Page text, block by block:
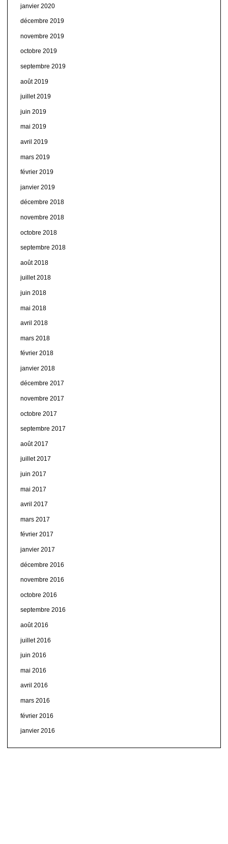
janvier 2020
décembre 2019
novembre 2019
octobre 2019
septembre 2019
août 2019
juillet 2019
juin 2019
mai 2019
avril 2019
mars 2019
février 2019
janvier 2019
décembre 2018
novembre 2018
octobre 2018
septembre 2018
août 2018
juillet 2018
juin 2018
mai 2018
avril 2018
mars 2018
février 2018
janvier 2018
décembre 2017
novembre 2017
octobre 2017
septembre 2017
août 2017
juillet 2017
juin 2017
mai 2017
avril 2017
mars 2017
février 2017
janvier 2017
décembre 2016
novembre 2016
octobre 2016
septembre 2016
août 2016
juillet 2016
juin 2016
mai 2016
avril 2016
mars 2016
février 2016
janvier 2016